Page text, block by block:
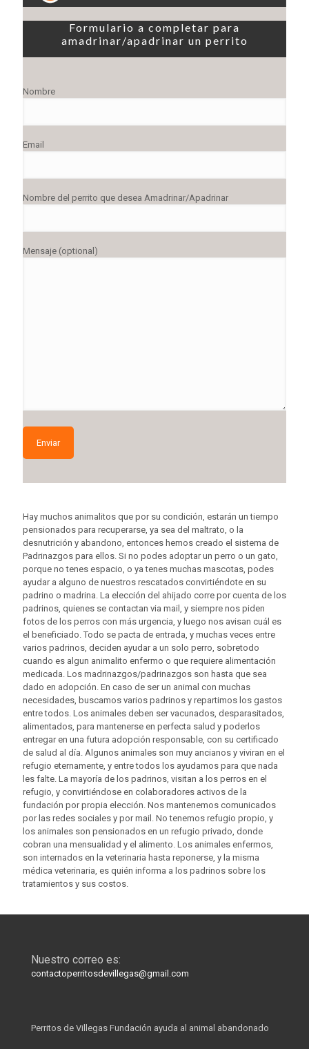
Formulario a completar para
amadrinar/apadrinar un perrito
Nombre
Email
Nombre del perrito que desea Amadrinar/Apadrinar
Mensaje (optional)
Hay muchos animalitos que por su condición, estarán un tiempo
pensionados para recuperarse, ya sea del maltrato, o la
desnutrición y abandono, entonces hemos creado el sistema de
Padrinazgos para ellos. Si no podes adoptar un perro o un gato,
porque no tenes espacio, o ya tenes muchas mascotas, podes
ayudar a alguno de nuestros rescatados convirtiéndote en su
padrino o madrina. La elección del ahijado corre por cuenta de los
padrinos, quienes se contactan via mail, y siempre nos piden
fotos de los perros con más urgencia, y luego nos avisan cuál es
el beneficiado. Todo se pacta de entrada, y muchas veces entre
varios padrinos, deciden ayudar a un solo perro, sobretodo
cuando es algun animalito enfermo o que requiere alimentación
medicada. Los madrinazgos/padrinazgos son hasta que sea
dado en adopción. En caso de ser un animal con muchas
necesidades, buscamos varios padrinos y repartimos los gastos
entre todos. Los animales deben ser vacunados, desparasitados,
alimentados, para mantenerse en perfecta salud y poderlos
entregar en una futura adopción responsable, con su certificado
de salud al día. Algunos animales son muy ancianos y viviran en el
refugio eternamente, y entre todos los ayudamos para que nada
les falte. La mayoría de los padrinos, visitan a los perros en el
refugio, y convirtiéndose en colaboradores activos de la
fundación por propia elección. Nos mantenemos comunicados
por las redes sociales y por mail. No tenemos refugio propio, y
los animales son pensionados en un refugio privado, donde
cobran una mensualidad y el alimento. Los animales enfermos,
son internados en la veterinaria hasta reponerse, y la misma
médica veterinaria, es quién informa a los padrinos sobre los
tratamientos y sus costos.
Nuestro correo es:
contactoperritosdevillegas@gmail.com
Perritos de Villegas Fundación ayuda al animal abandonado